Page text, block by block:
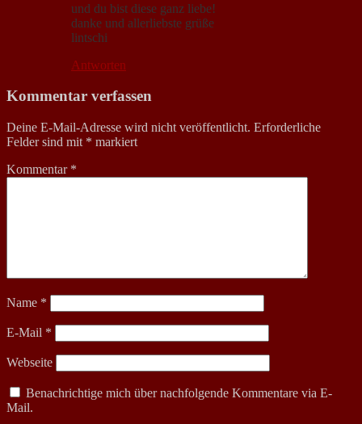
und du bist diese ganz liebe!
danke und allerliebste grüße
lintschi
Antworten
Kommentar verfassen
Deine E-Mail-Adresse wird nicht veröffentlicht. Erforderliche
Felder sind mit * markiert
Kommentar *
Name *
E-Mail *
Webseite
Benachrichtige mich über nachfolgende Kommentare via E-
Mail.